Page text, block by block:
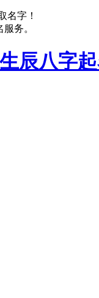
名字！
务。